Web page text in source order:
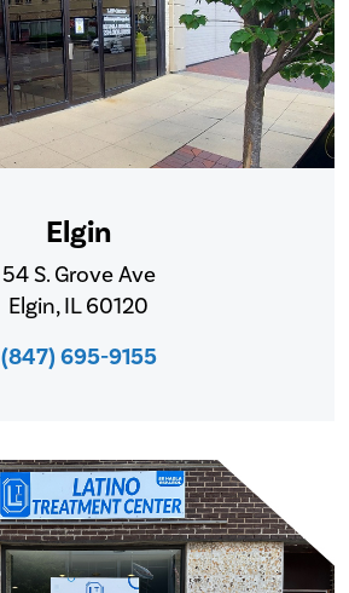
Elgin
54 S. Grove Ave
Elgin, IL 60120
(847) 695-9155